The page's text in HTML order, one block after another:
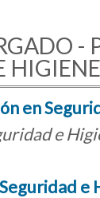
-
en
e
e